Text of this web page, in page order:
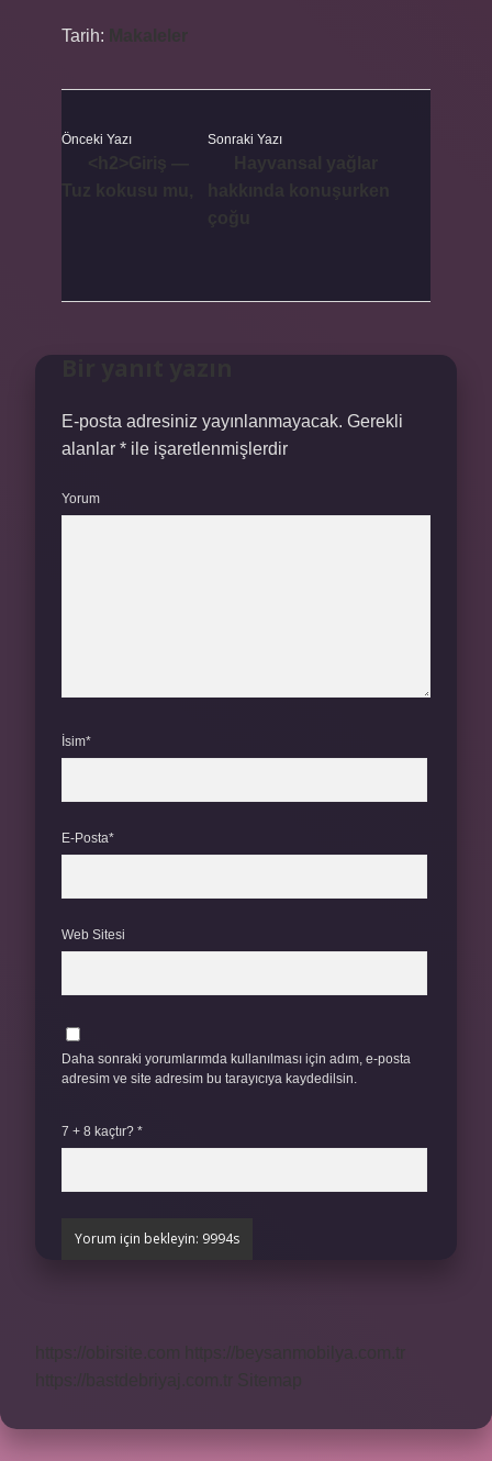
Tarih:
Önceki Yazı Sonraki Yazı
E-posta adresiniz yayınlanmayacak. Gerekli
alanlar * ile işaretlenmişlerdir
Yorum
İsim*
E-Posta*
Web Sitesi
Daha sonraki yorumlarımda kullanılması için adım, e-posta
adresim ve site adresim bu tarayıcıya kaydedilsin.
7 + 8 kaçtır? *